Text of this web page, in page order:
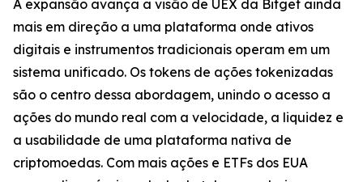
A expansão avança a visão de UEX da Bitget ainda
mais em direção a uma plataforma onde ativos
digitais e instrumentos tradicionais operam em um
sistema unificado. Os tokens de ações tokenizadas
são o centro dessa abordagem, unindo o acesso a
ações do mundo real com a velocidade, a liquidez e
a usabilidade de uma plataforma nativa de
criptomoedas. Com mais ações e ETFs dos EUA